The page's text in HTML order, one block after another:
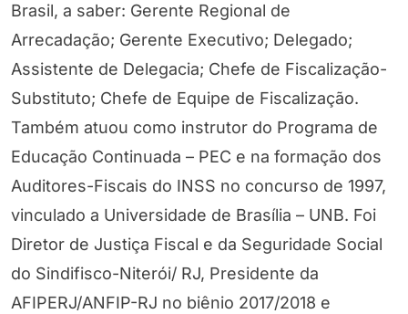
Brasil, a saber: Gerente Regional de
Arrecadação; Gerente Executivo; Delegado;
Assistente de Delegacia; Chefe de Fiscalização-
Substituto; Chefe de Equipe de Fiscalização.
Também atuou como instrutor do Programa de
Educação Continuada – PEC e na formação dos
Auditores-Fiscais do INSS no concurso de 1997,
vinculado a Universidade de Brasília – UNB. Foi
Diretor de Justiça Fiscal e da Seguridade Social
do Sindifisco-Niterói/ RJ, Presidente da
AFIPERJ/ANFIP-RJ no biênio 2017/2018 e